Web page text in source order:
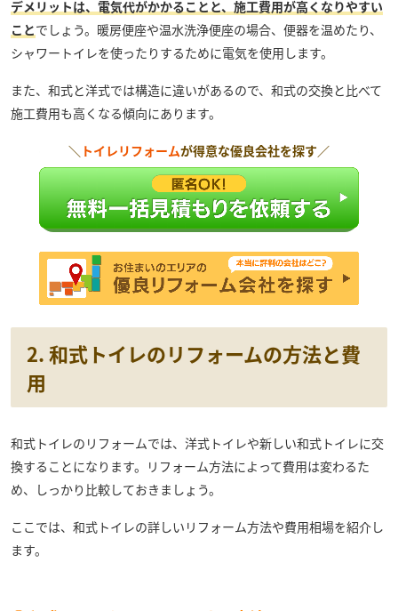
デメリットは、電気代がかかることと、施工費用が高くなりやすい
ことでしょう。暖房便座や温水洗浄便座の場合、便器を温めたり、
シャワートイレを使ったりするために電気を使用します。
また、和式と洋式では構造に違いがあるので、和式の交換と比べて
施工費用も高くなる傾向にあります。
＼ トイレリフォームが得意な優良会社を探す／
2. 和式トイレのリフォームの方法と費
用
和式トイレのリフォームでは、洋式トイレや新しい和式トイレに交
換することになります。リフォーム方法によって費用は変わるた
め、しっかり比較しておきましょう。
ここでは、和式トイレの詳しいリフォーム方法や費用相場を紹介し
ます。